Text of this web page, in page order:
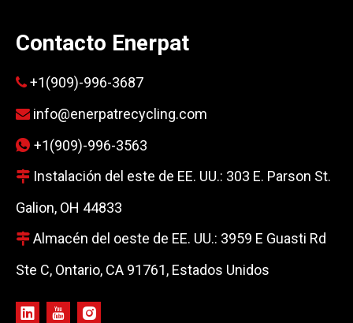
Contacto Enerpat
 +1(909)-996-3687
 info@enerpatrecycling.com
 +1(909)-996-3563
 Instalación del este de EE. UU.: 303 E. Parson St.
Galion, OH 44833
 Almacén del oeste de EE. UU.: 3959 E Guasti Rd
Ste C, Ontario, CA 91761, Estados Unidos